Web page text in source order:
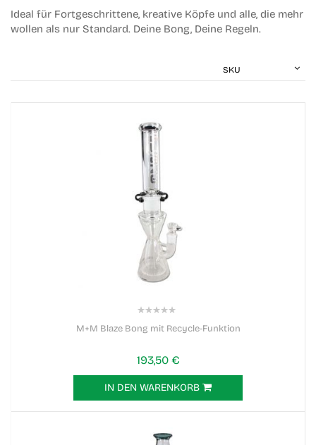
Ideal für Fortgeschrittene, kreative Köpfe und alle, die mehr
wollen als nur Standard. Deine Bong, Deine Regeln.
M+M Blaze Bong mit Recycle-Funktion
193,50 €
IN DEN WARENKORB